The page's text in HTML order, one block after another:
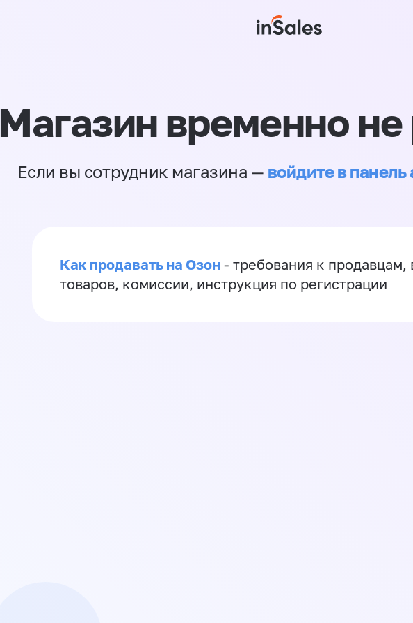
Магазин временно не
Если вы сотрудник магазина — войдите в
Как продавать на Озон - требования к продавцам,
товаров, комиссии, инструкция по регистрации